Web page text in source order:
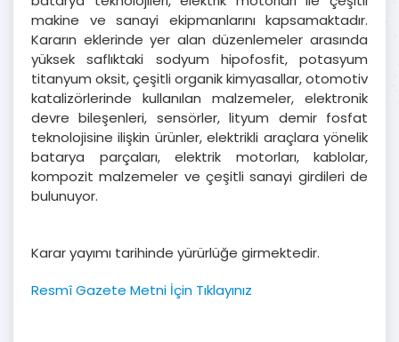
makine ve sanayi ekipmanlarını kapsamaktadır.
Kararın eklerinde yer alan düzenlemeler arasında
yüksek saflıktaki sodyum hipofosfit, potasyum
titanyum oksit, çeşitli organik kimyasallar, otomotiv
katalizörlerinde kullanılan malzemeler, elektronik
devre bileşenleri, sensörler, lityum demir fosfat
teknolojisine ilişkin ürünler, elektrikli araçlara yönelik
batarya parçaları, elektrik motorları, kablolar,
kompozit malzemeler ve çeşitli sanayi girdileri de
bulunuyor.
Karar yayımı tarihinde yürürlüğe girmektedir.
Resmî Gazete Metni İçin Tıklayınız